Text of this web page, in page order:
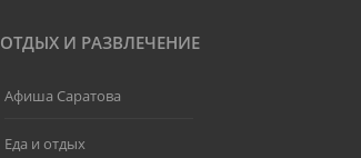
ОТДЫХ И РАЗВЛЕЧЕНИЕ
Афиша Саратова
Еда и отдых